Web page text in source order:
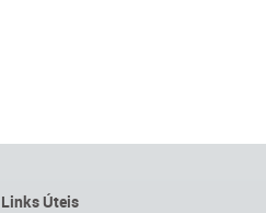
Links Úteis